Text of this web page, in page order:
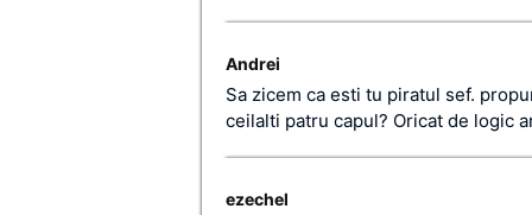
Andrei
Sa zicem ca esti tu piratul sef.
ceilalti patru capul? Oricat de logic
ezechel